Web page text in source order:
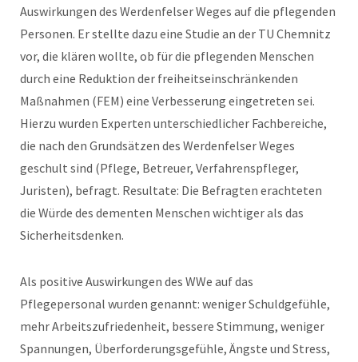
Auswirkungen des Werdenfelser Weges auf die pflegenden
Personen. Er stellte dazu eine Studie an der TU Chemnitz
vor, die klären wollte, ob für die pflegenden Menschen
durch eine Reduktion der freiheitseinschränkenden
Maßnahmen (FEM) eine Verbesserung eingetreten sei.
Hierzu wurden Experten unterschiedlicher Fachbereiche,
die nach den Grundsätzen des Werdenfelser Weges
geschult sind (Pflege, Betreuer, Verfahrenspfleger,
Juristen), befragt. Resultate: Die Befragten erachteten
die Würde des dementen Menschen wichtiger als das
Sicherheitsdenken.
Als positive Auswirkungen des WWe auf das
Pflegepersonal wurden genannt: weniger Schuldgefühle,
mehr Arbeitszufriedenheit, bessere Stimmung, weniger
Spannungen, Überforderungsgefühle, Ängste und Stress,